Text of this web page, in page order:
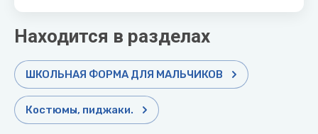
Находится в разделах
ШКОЛЬНАЯ ФОРМА ДЛЯ МАЛЬЧИКОВ
Костюмы, пиджаки.